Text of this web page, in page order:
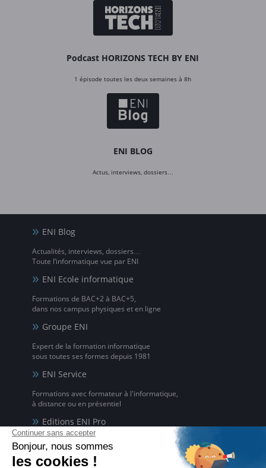
Podcast HORIZONS TECH BY ENI
1 épisode toutes les deux semaines à 8h
ENI BLOG
Actus, interviews, dossiers…
ENI Blog
Actualités, interviews, dossiers…
Toute l’informatique vue par ENI
ENI Ecole informatique
Formations de BAC+2 à BAC+5,
dans nos campus physiques et en ligne
Groupe ENI
Expert de la formation informatique
sous toutes ses formes depuis 1981
ENI Service
Formations avec formateur à l'informatique,
à distance ou en présentiel
Editions ENI Pro
pour les organismes de formation